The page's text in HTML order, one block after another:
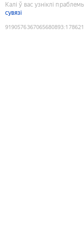
Калі ў вас узніклі
сувязі
9190576367065680893: